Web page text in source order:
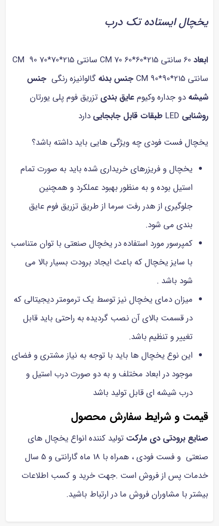
یخچال ایستاده تک درب
ابعاد
60 سانتی 215*60*60 CM 70 سانتی 215*70*70 CM 90
سانتی 215*90*90 CM
جنس بدنه گالوانیزه رنگی جنس
شیشه دو جداره وکیومعایق بندی تزریق فوم پلی یورتان
روشنایی
طبقات قابل جابجایی دارد
یخچال فست فودی چه ویژگی هایی باید داشته باشد؟
یخچال و فریزرهای خریداری شده باید به صورت تمام
استیل بوده و به منظور بهبود عملکرد و همچنین
جلوگیری از هدر رفت سرما از طریق تزریق فوم عایق
بندی می شود.
کمپرسور مورد استفاده در یخچال صنعتی با توان متناسب
با سایز یخچال که باعث ایجاد برودت بسیار بالا می
شود باشد .
میزان دمای یخچال نیز توسط یک ترمومتر دیجیتالی که
در قسمت بالای آن نصب گردیده به راحتی باید قابل
تغییر و تنظیم باشد.
این نوع یخچال ها باید با توجه به نیاز مشتری و فضای
موجود در ابعاد مختلف و به دو صورت درب استیل و
درب شیشه ای قابل تولید باشد
قیمت و شرایط سفارش محصول
صنایع برودتی دی مارکت تولید کننده انواع یخچال های
صنعتی و فست فودی ، همراه با 18 ماه گارانتی و 5 سال
خدمات پس از فروش است .جهت خرید و کسب اطلاعات
بیشتر با مشاوران فروش ما در ارتباط باشید.